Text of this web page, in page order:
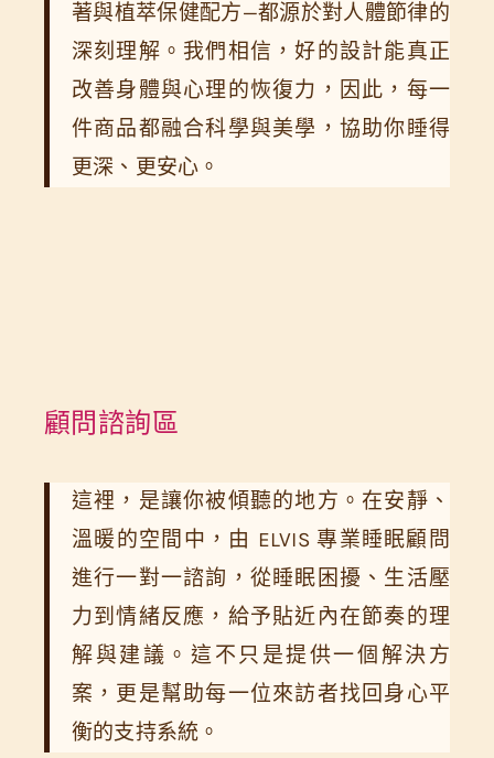
著與植萃保健配方—都源於對人體節律的
深刻理解。我們相信，好的設計能真正
改善身體與心理的恢復力，因此，每一
件商品都融合科學與美學，協助你睡得
更深、更安心。
顧問諮詢區
這裡，是讓你被傾聽的地方。在安靜、
溫暖的空間中，由 ELVIS 專業睡眠顧問
進行一對一諮詢，從睡眠困擾、生活壓
力到情緒反應，給予貼近內在節奏的理
解與建議。這不只是提供一個解決方
案，更是幫助每一位來訪者找回身心平
衡的支持系統。